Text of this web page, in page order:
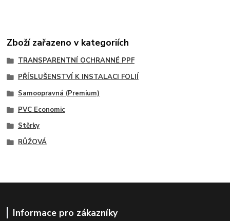
Zboží zařazeno v kategoriích
TRANSPARENTNÍ OCHRANNÉ PPF
PŘÍSLUŠENSTVÍ K INSTALACI FOLIÍ
Samoopravná (Premium)
PVC Economic
Stěrky
RŮŽOVÁ
Informace pro zákazníky